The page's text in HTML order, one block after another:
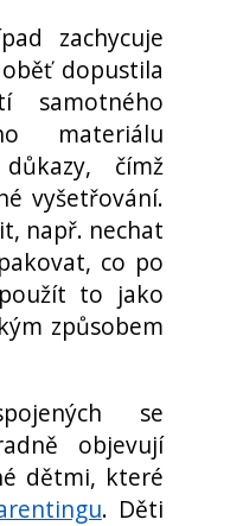
zachycuje
dopustila
samotného
materiálu
čímž
vyšetřování.
např. nechat
co po
to jako
způsobem
se
objevují
dětmi, které
. Děti